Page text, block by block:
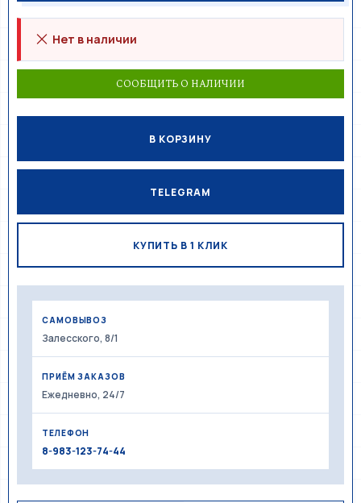
Нет в наличии
СООБЩИТЬ О НАЛИЧИИ
В КОРЗИНУ
TELEGRAM
КУПИТЬ В 1 КЛИК
САМОВЫВОЗ
Залесского, 8/1
ПРИЁМ ЗАКАЗОВ
Ежедневно, 24/7
ТЕЛЕФОН
8-983-123-74-44